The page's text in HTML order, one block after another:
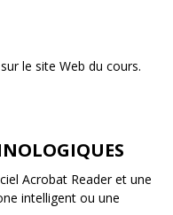
le site Web du cours.
Acrobat Reader et une
intelligent ou une